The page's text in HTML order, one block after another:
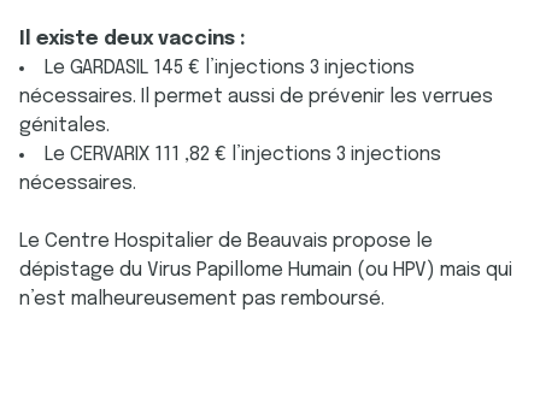
Il existe deux vaccins :
Le GARDASIL 145 € l’injections 3 injections
nécessaires. Il permet aussi de prévenir les verrues
génitales.
Le CERVARIX 111 ,82 € l’injections 3 injections
nécessaires.
Le Centre Hospitalier de Beauvais propose le
dépistage du Virus Papillome Humain (ou HPV) mais qui
n’est malheureusement pas remboursé.